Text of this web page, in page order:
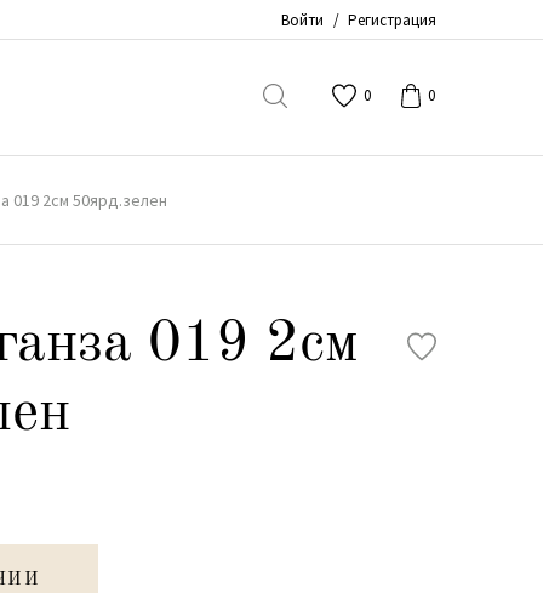
Войти / Регистрация
0 0
019 2см 50ярд.зелен
019 2см